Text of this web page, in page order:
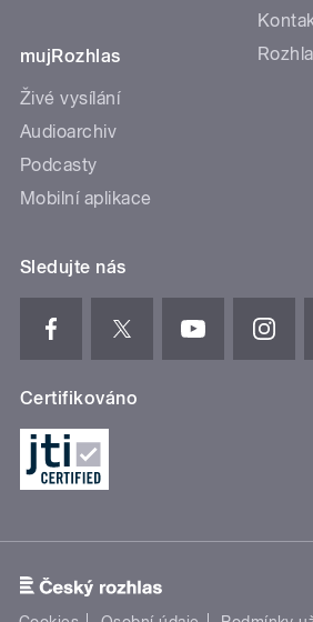
mujRozhlas
Živé vysílání
Audioarchiv
Podcasty
Mobilní aplikace
Sledujte nás
Certifikováno